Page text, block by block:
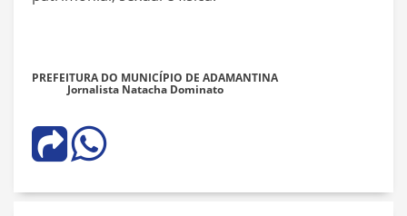
PREFEITURA DO MUNICÍPIO DE ADAMANTINA
Jornalista Natacha Dominato